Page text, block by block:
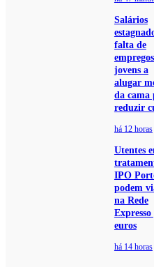
Salários
falta de
jovens a
alugar
da cama
reduzir
há 12 horas
Utentes
IPO
podem
na Rede
euros
há 14 horas